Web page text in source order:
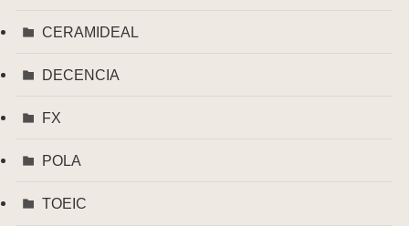
CERAMIDEAL
DECENCIA
FX
POLA
TOEIC